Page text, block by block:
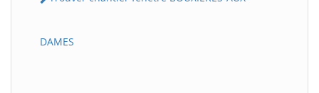
DAMES